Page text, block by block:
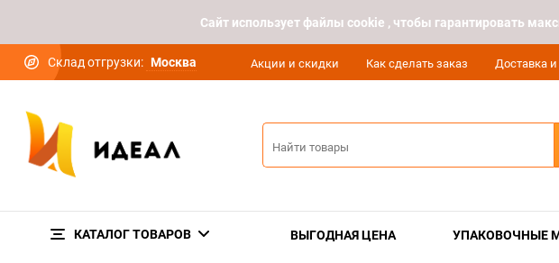
Cайт использует файлы cookie , чтобы гарантировать
Склад отгрузки: Москва Акции и скидки Как сделать заказ Доставка
КАТАЛОГ ТОВАРОВ ВЫГОДНАЯ ЦЕНА УПАКОВОЧНЫЕ